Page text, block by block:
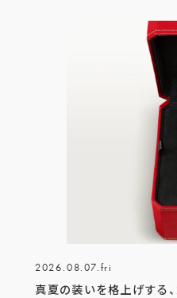
2026.08.07.fri
真夏の装いを格上げする、